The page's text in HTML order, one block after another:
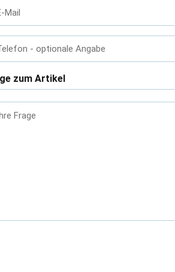
Mail
- optionale Angabe
zum Artikel
Frage